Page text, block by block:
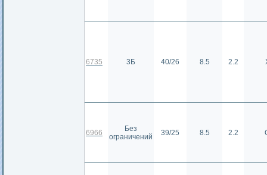
6735 3Б 40/26 8.5 2.2
6966
Без
ограничений
39/25 8.5 2.2